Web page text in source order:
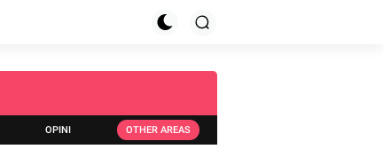
OPINI OTHER AREAS